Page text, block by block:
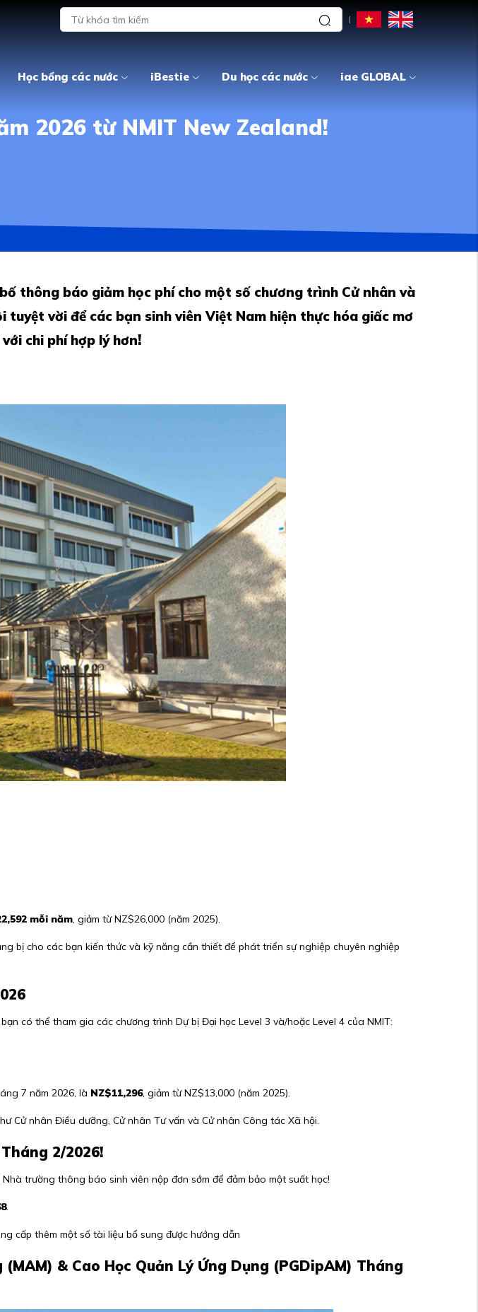
Học bổng các nước iBestie Du học các nước iae GLOBAL
2026 từ NMIT New Zealand!
thông báo giảm học phí cho một số chương trình Cử nhân và
vời để các bạn sinh viên Việt Nam hiện thực hóa giấc mơ
chi phí hợp lý hơn!
mỗi năm, giảm từ NZ$26,000 (năm 2025).
bị cho các bạn kiến thức và kỹ năng cần thiết để phát triển sự nghiệp chuyên nghiệp
có thể tham gia các chương trình Dự bị Đại học Level 3 và/hoặc Level 4 của NMIT:
7 năm 2026, là NZ$11,296, giảm từ NZ$13,000 (năm 2025).
Cử nhân Điều dưỡng, Cử nhân Tư vấn và Cử nhân Công tác Xã hội.
2/2026!
Nhà trường thông báo sinh viên nộp đơn sớm để đảm bảo một suất học!
.
cấp thêm một số tài liệu bổ sung được hướng dẫn
& Cao Học Quản Lý Ứng Dụng (PGDipAM) Tháng